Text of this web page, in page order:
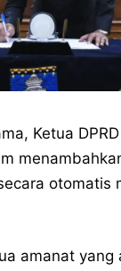
Ketua
otomatis
amanat yang